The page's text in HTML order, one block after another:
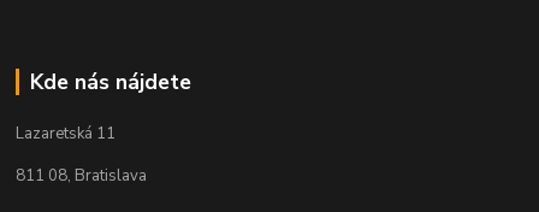
Kde nás nájdete
Lazaretská 11
811 08, Bratislava